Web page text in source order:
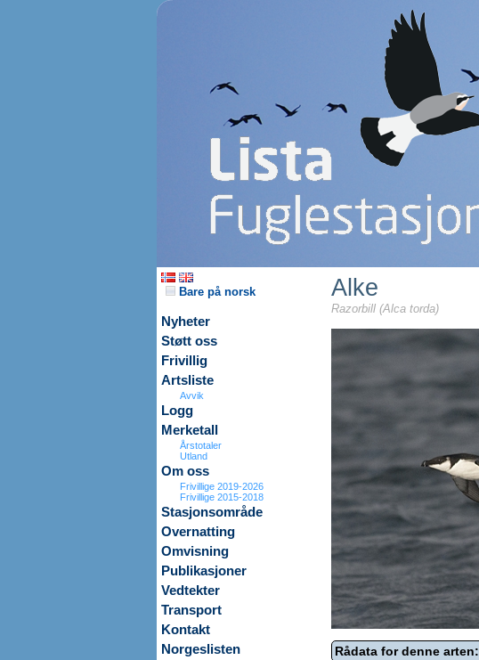
Bare på norsk
Nyheter
Støtt oss
Frivillig
Artsliste
Avvik
Logg
Merketall
Årstotaler
Utland
Om oss
Frivillige 2019-2026
Frivillige 2015-2018
Stasjonsområde
Overnatting
Omvisning
Publikasjoner
Vedtekter
Transport
Kontakt
Norgeslisten
Alke
Razorbill (Alca torda)
Rådata for denne arten: